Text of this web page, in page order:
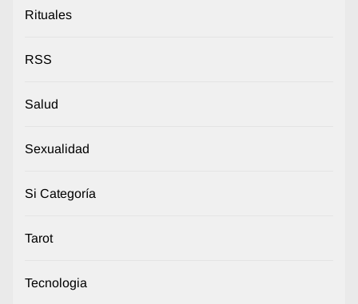
Rituales
RSS
Salud
Sexualidad
Si Categoría
Tarot
Tecnologia